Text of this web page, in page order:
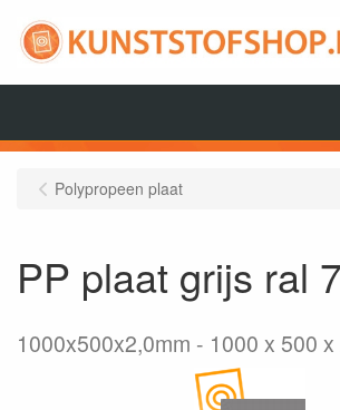
Polypropeen plaat
PP plaat grijs ral
1000x500x2,0mm 1000 x 500